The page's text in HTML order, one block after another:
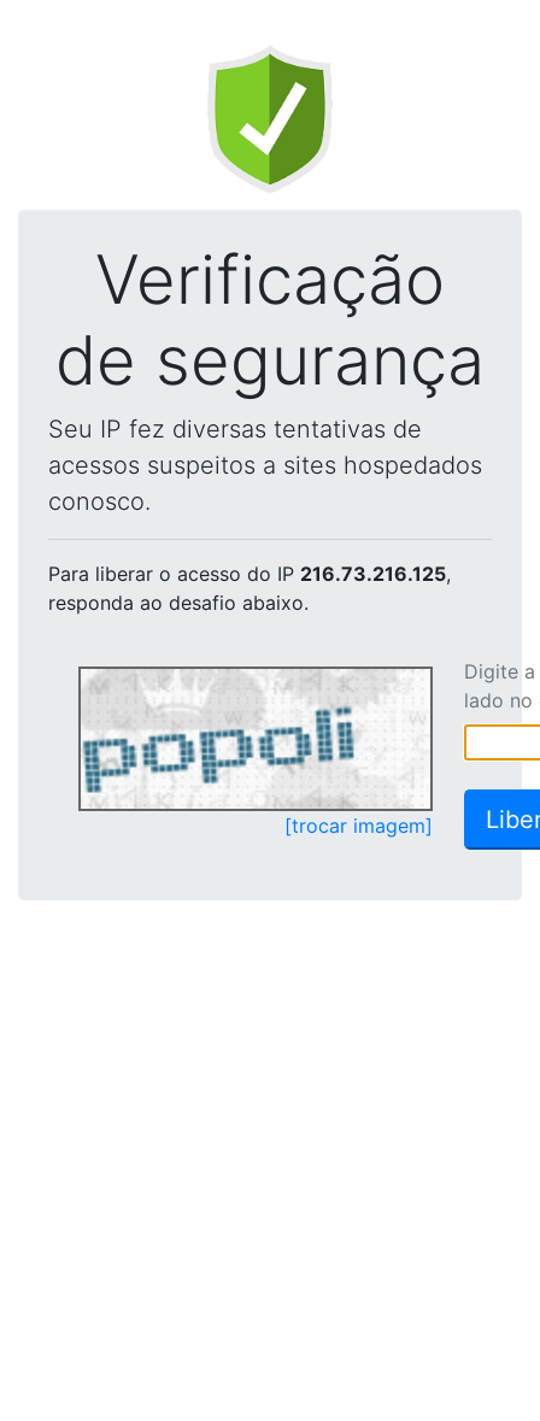
Verificação
de segurança
Seu IP fez diversas tentativas de
acessos suspeitos a sites hospedados
conosco.
Para liberar o acesso do IP 216.73.216.125,
responda ao desafio abaixo.
[trocar imagem]
Digite
lado no